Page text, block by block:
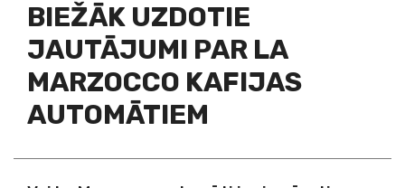
BIEŽĀK UZDOTIE
JAUTĀJUMI PAR LA
MARZOCCO KAFIJAS
AUTOMĀTIEM